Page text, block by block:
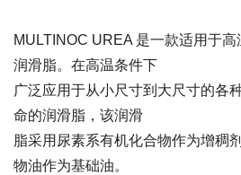
MULTINOC UREA 是一款适用于
润滑脂。在高温条件下
广泛应用于从小尺寸到大尺寸的各
命的润滑脂，该润滑
脂采用尿素系有机化合物作为增稠
物油作为基础油。